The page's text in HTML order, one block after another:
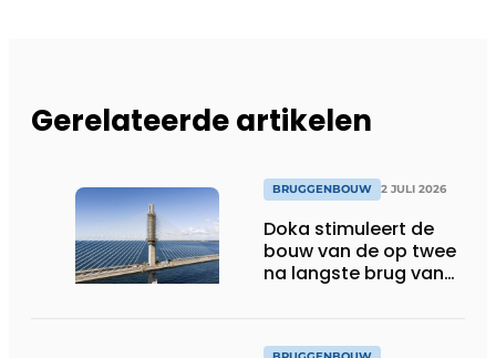
Gerelateerde artikelen
BRUGGENBOUW 2 JULI 2026
Doka stimuleert de
bouw van de op twee
na langste brug van